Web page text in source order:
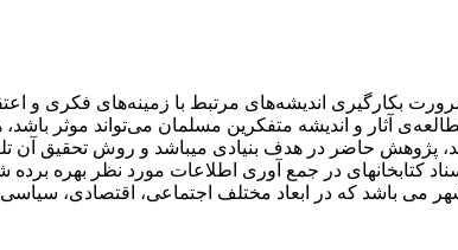
بکارگیری اندیشه‌های مرتبط با زمینه‌های فکری و
آثار و اندیشه متفکرین مسلمان می‌تواند موثر
پژوهش حاضر در هدف بنیادی می‏باشد و روش تحقیق آن
کتابخانه‏ای در جمع آوری اطلاعات مورد نظر بهره
باشد که در ابعاد مختلف اجتماعی، اقتصادی، سیاسی